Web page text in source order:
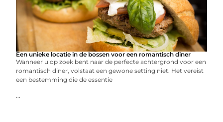
Een unieke locatie in de bossen voor een romantisch diner
Wanneer u op zoek bent naar de perfecte achtergrond voor een
romantisch diner, volstaat een gewone setting niet. Het vereist
een bestemming die de essentie
...